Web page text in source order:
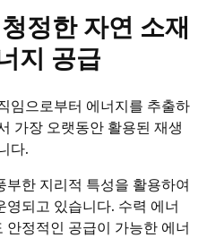
정한 자연 소재
지 공급
임으로부터 에너지를 추출하
가장 오랫동안 활용된 재생
다.
부한 지리적 특성을 활용하여
영되고 있습니다. 수력 에너
안정적인 공급이 가능한 에너